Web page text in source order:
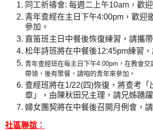
同工祈禱會: 每週二上午10am ，歡
青年查經在主日下午4:00pm ，歡迎
參加 。
直笛班主日中餐後恢復練習，請攜
松年詩班將在中餐後12:45pm練習
青年查經班在每主日下午4:00pm ，在教會交
帶領，後有聚餐，請咱的青年來參加。
查經班將在1/22(四)恢復，將查考「
章」，由陳秋田兄主理，請兄姊踴躍
婦女團契將在中餐後召開月例會，
社區聯誼：